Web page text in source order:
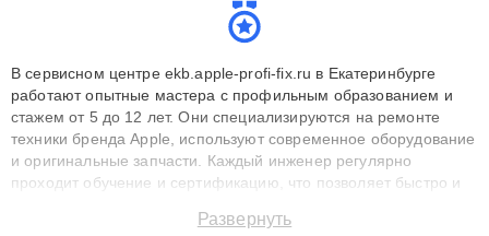
В сервисном центре ekb.apple-profi-fix.ru в Екатеринбурге
работают опытные мастера с профильным образованием и
стажем от 5 до 12 лет. Они специализируются на ремонте
техники бренда Apple, используют современное оборудование
и оригинальные запчасти. Каждый инженер регулярно
проходит обучение и сертификацию, что позволяет быстро и
сохранением гарантии до 3 лет. Наши мастера решают
Развернуть